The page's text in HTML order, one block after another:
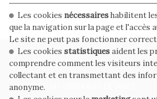
PRIVACY POLICY
CONDITIONS GÉNÉRALES DE VENTE
Les cookies nécessaireshabilitent
que la navigation sur la page et l'accès
Le site ne peut pas fonctionner
Les cookies statistiquesaident les
comprendre comment les visiteurs
collectant et en transmettant des
anonyme.